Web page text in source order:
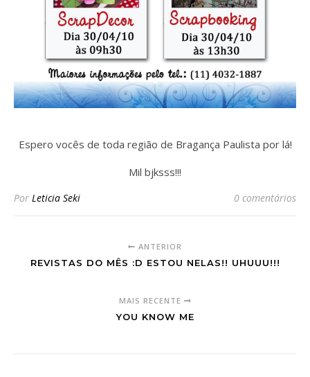
Espero vocês de toda região de Bragança Paulista por lá!
Mil bjksss!!!
Por Leticia Seki 0 comentários
ANTERIOR
REVISTAS DO MÊS :D ESTOU NELAS!! UHUUU!!!
MAIS RECENTE
YOU KNOW ME